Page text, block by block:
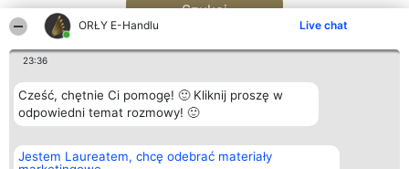
ORŁY E-Handlu Live chat
23:36
Cześć, chętnie Ci pomogę! 🙂 Kliknij proszę w
odpowiedni temat rozmowy! 🙂
Jestem Laureatem, chcę odebrać materiały
Szukaj
Organizator plebiscytu
Bright Side Solutions sp. z o.
Plebiscyt
Laureaci
Kontakt
Kontakt